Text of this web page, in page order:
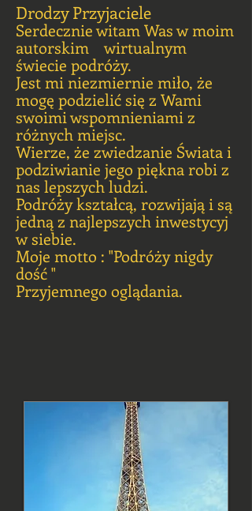
Drodzy Przyjaciele
Serdecznie witam Was w moim
autorskim wirtualnym
świecie podróży.
Jest mi niezmiernie miło, że
mogę podzielić się z Wami
swoimi wspomnieniami z
różnych miejsc.
Wierze, że zwiedzanie Świata i
podziwianie jego piękna robi z
nas lepszych ludzi.
Podróży kształcą, rozwijają i są
jedną z najlepszych inwestycyj
w siebie.
Moje motto : "Podróży nigdy
dość "
Przyjemnego oglądania.